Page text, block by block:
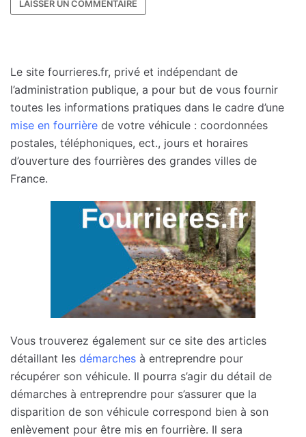
Le site fourrieres.fr, privé et indépendant de
l’administration publique, a pour but de vous fournir
toutes les informations pratiques dans le cadre d’une
mise en fourrière de votre véhicule : coordonnées
postales, téléphoniques, ect., jours et horaires
d’ouverture des fourrières des grandes villes de
France.
Vous trouverez également sur ce site des articles
détaillant les démarches à entreprendre pour
récupérer son véhicule. Il pourra s’agir du détail de
démarches à entreprendre pour s’assurer que la
disparition de son véhicule correspond bien à son
enlèvement pour être mis en fourrière. Il sera